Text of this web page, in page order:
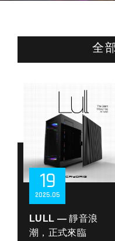
全
19
05
2025
LULL — 靜音浪
潮，正式來臨